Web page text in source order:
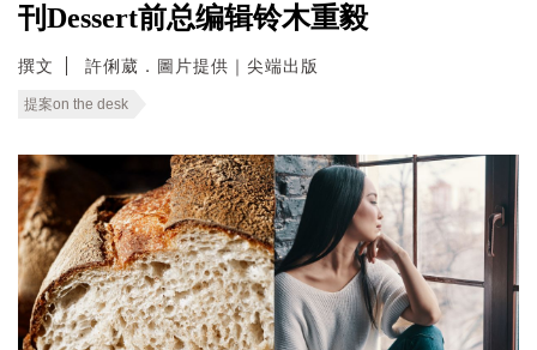
刊Dessert前总编辑铃木重毅
撰文 許俐葳．圖片提供｜尖端出版
提案on the desk